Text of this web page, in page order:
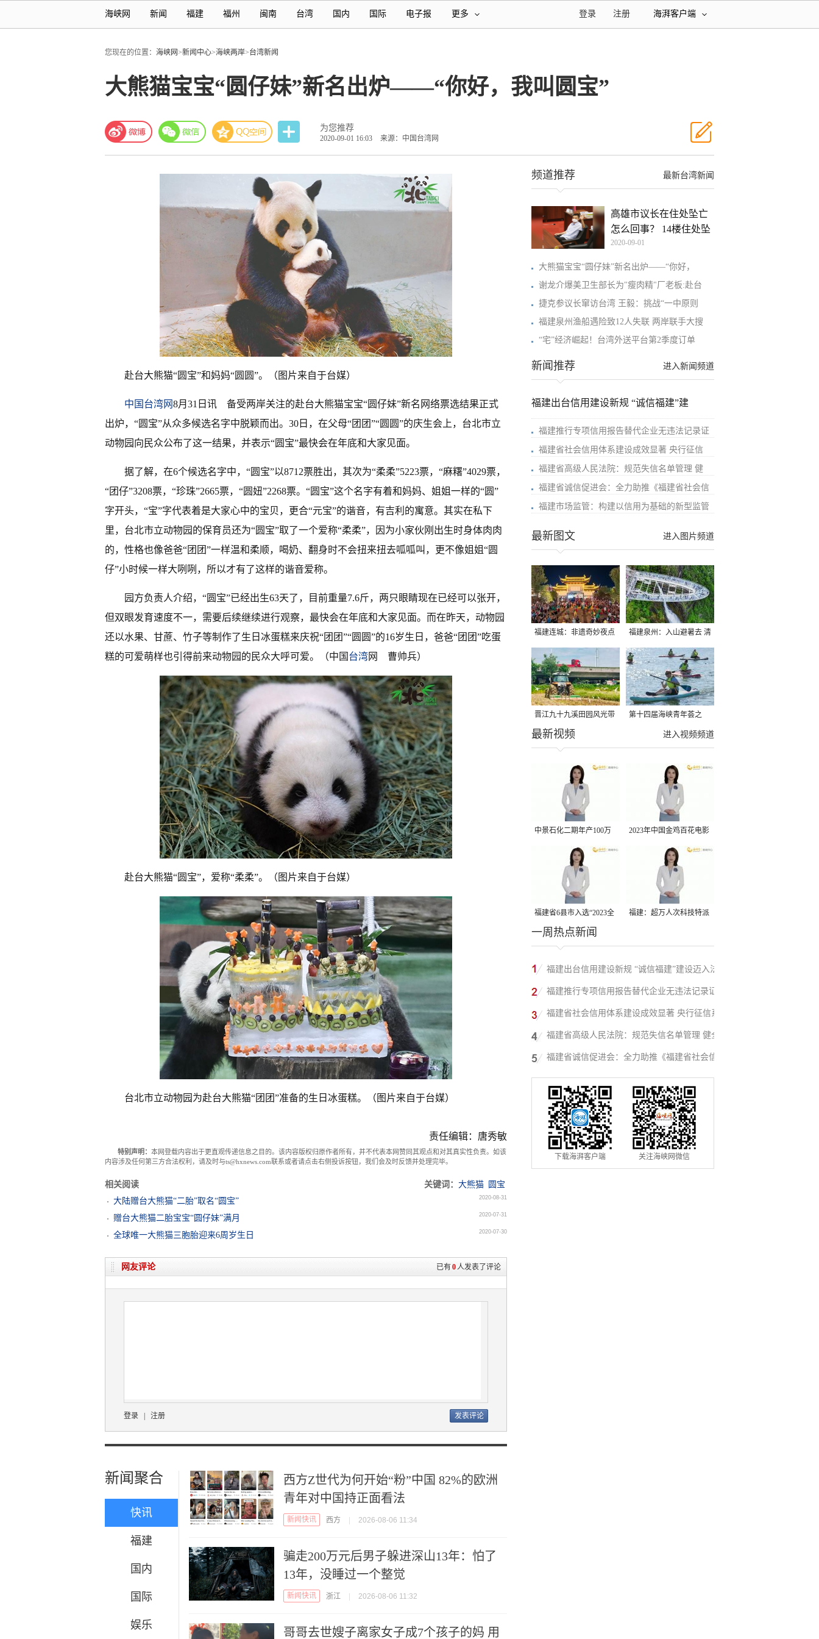
海峡网 新闻 福建 福州 闽南 台湾 国内 国际 电子报 更多 海湃客户端
注册
登录
您现在的位置： 海峡网>新闻中心>海峡两岸>台湾新闻
大熊猫宝宝“圆仔妹”新名出炉——“你好，我叫圆宝”
为您推荐
2020-09-01 16:03 来源：中国台湾网
赴台大熊猫“圆宝”和妈妈“圆圆”。（图片来自于台媒）
中国台湾网8月31日讯 备受两岸关注的赴台大熊猫宝宝“圆仔妹”新名网络票选结果正式
出炉，“圆宝”从众多候选名字中脱颖而出。30日，在父母“团团”“圆圆”的庆生会上，台北市立
动物园向民众公布了这一结果，并表示“圆宝”最快会在年底和大家见面。
据了解，在6个候选名字中，“圆宝”以8712票胜出，其次为“柔柔”5223票，“麻糬”4029票，
“团仔”3208票，“珍珠”2665票，“圆妞”2268票。“圆宝”这个名字有着和妈妈、姐姐一样的“圆”
字开头，“宝”字代表着是大家心中的宝贝，更合“元宝”的谐音，有吉利的寓意。其实在私下
里，台北市立动物园的保育员还为“圆宝”取了一个爱称“柔柔”，因为小家伙刚出生时身体肉肉
的，性格也像爸爸“团团”一样温和柔顺，喝奶、翻身时不会扭来扭去呱呱叫，更不像姐姐“圆
仔”小时候一样大咧咧，所以才有了这样的谐音爱称。
园方负责人介绍，“圆宝”已经出生63天了，目前重量7.6斤，两只眼睛现在已经可以张开，
但双眼发育速度不一，需要后续继续进行观察，最快会在年底和大家见面。而在昨天，动物园
还以水果、甘蔗、竹子等制作了生日冰蛋糕来庆祝“团团”“圆圆”的16岁生日，爸爸“团团”吃蛋
糕的可爱萌样也引得前来动物园的民众大呼可爱。（中国 台湾网 曹帅兵）
赴台大熊猫“圆宝”，爱称“柔柔”。（图片来自于台媒）
台北市立动物园为赴台大熊猫“团团”准备的生日冰蛋糕。（图片来自于台媒）
责任编辑：唐秀敏
特别声明： 本网登载内容出于更直观传递信息之目的。该内容版权归原作者所有，并不代表本网赞同其观点和对其真实性负责。如该
内容涉及任何第三方合法权利，请及时与ts@hxnews.com联系或者请点击右侧投诉按钮，我们会及时反馈并处理完毕。
相关阅读 关键词： 大熊猫 圆宝
大陆赠台大熊猫“二胎”取名“圆宝”
2020-08-31
赠台大熊猫二胎宝宝“圆仔妹”满月 2020-07-31
全球唯一大熊猫三胞胎迎来6周岁生日 2020-07-30
已有0人发表了评论
网友评论
登录 注册
新闻聚合
快讯
福建
国内
国际
娱乐
西方Z世代为何开始“粉”中国 82%的欧洲
青年对中国持正面看法
新闻快讯 西方 2026-08-06 11:34
骗走200万元后男子躲进深山13年：怕了
13年，没睡过一个整觉
新闻快讯 浙江 2026-08-06 11:32
哥哥去世嫂子离家女子成7个孩子的妈 用
最新台湾新闻
频道推荐
高雄市议长在住处坠亡
怎么回事？ 14楼住处坠
2020-09-01
大熊猫宝宝“圆仔妹”新名出炉——“你好，
谢龙介爆美卫生部长为"瘦肉精"厂老板:赴台
捷克参议长窜访台湾 王毅：挑战“一中原则
福建泉州渔船遇险致12人失联 两岸联手大搜
“宅”经济崛起！台湾外送平台第2季度订单
进入新闻频道
新闻推荐
福建出台信用建设新规 “诚信福建”建
福建推行专项信用报告替代企业无违法记录证
福建省社会信用体系建设成效显著 央行征信
福建省高级人民法院：规范失信名单管理 健
福建省诚信促进会：全力助推《福建省社会信
福建市场监管：构建以信用为基础的新型监管
进入图片频道
最新图文
福建连城：非遗奇妙夜点
亮夏夜
福建泉州：入山避暑去 清
凉好惬意
晋江九十九溪田园风光带
千亩早稻迎来成熟收割季
第十四届海峡青年荟之
2026榕台青年大学生水上
进入视频频道
最新视频
中景石化二期年产100万
吨丙烷脱氢项目建成中交
2023年中国金鸡百花电影
节有福电影巡展31日启动
福建省6县市入选“2023全
国县域发展潜力百强县”
福建：超万人次科技特派
一周热点新闻
福建出台信用建设新规 “诚信福建”建设迈入法
治化新阶段
福建推行专项信用报告替代企业无违法记录证
明改革成效显著
福建省社会信用体系建设成效显著 央行征信系
统赋能实体经济
福建省高级人民法院：规范失信名单管理 健全
信用修复机制
福建省诚信促进会：全力助推《福建省社会信
用条例》落地见效
下载海湃客户端 关注海峡网微信